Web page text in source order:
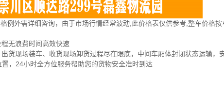
例外需详细咨询，由于市场行情经常波动,此价格表仅供参考,整车价格按
无浪费时间高效快速
货现场装车、收货现场卸货过程尽在眼底，中间车厢体封闭状态运输，
，24小时全方位服务帮助您的货物安全准时到达